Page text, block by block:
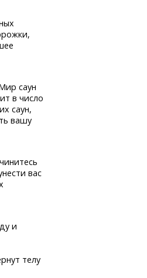
саун
в число
саун,
вашу
вас
и
телу